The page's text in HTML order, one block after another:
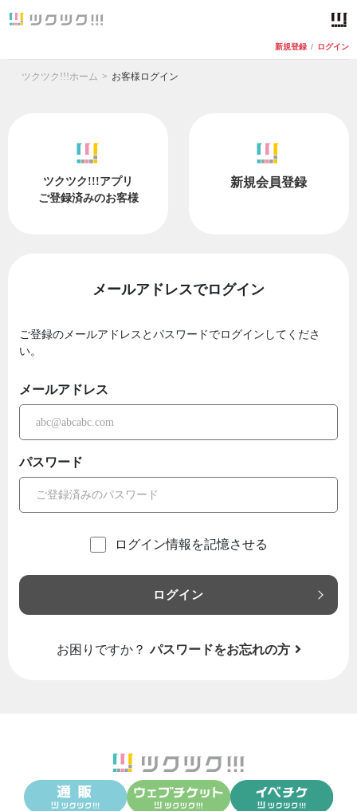
新規登録 / ログイン
ツクツク!!!ホーム お客様ログイン
ツクツク!!!アプリ
ご登録済みのお客様
新規会員登録
メールアドレスでログイン
ご登録のメールアドレスとパスワードでログインしてくださ
い。
メールアドレス
パスワード
ログイン情報を記憶させる
ログイン
お困りですか？ パスワードをお忘れの方